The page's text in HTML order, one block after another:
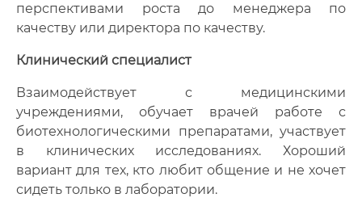
перспективами роста до менеджера по
качеству или директора по качеству.
Клинический специалист
Взаимодействует с медицинскими
учреждениями, обучает врачей работе с
биотехнологическими препаратами, участвует
в клинических исследованиях. Хороший
вариант для тех, кто любит общение и не хочет
сидеть только в лаборатории.